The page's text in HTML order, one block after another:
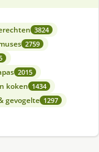
3824
2759
2015
koken 1434
gevogelte 1297